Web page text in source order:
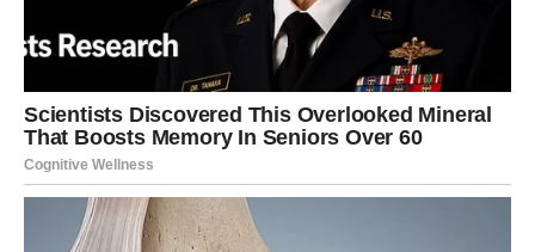
Postoje različite tehnike slikanja i od njih zavisi uspjeh
ekstrakcije boje. Najčešći i najlakši način za farbanje je
korištenje boja iz vrećice. Međutim, često se dešava da boja
nije tako intenzivna kao što ste očekivali. Da biste bili sigurni
da boja na jajima dobro funkcionira, morat ćete napuniti više
vrećica s manje vode.